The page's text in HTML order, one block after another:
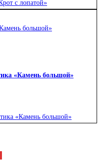
«Камень большой»